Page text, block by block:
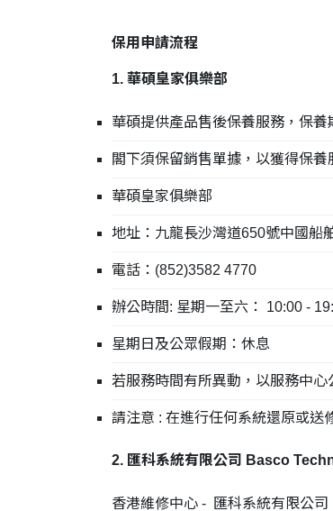
保用申請流程
1. 華碩皇家俱樂部
華碩提供產品售後保養服務，保
閣下須保留銷售單據，以獲得保養
華碩皇家俱樂部
地址：九龍長沙灣道650號中國船
電話：(852)3582 4770
辦公時間: 星期一至六： 10:00 -
星期日及公眾假期：休息
若服務時間有所異動，以服務中心
請注意 : 在進行任何系統還原或送
2. 匯科系統有限公司 Basco
香港維修中心 - 匯科系統有限公司